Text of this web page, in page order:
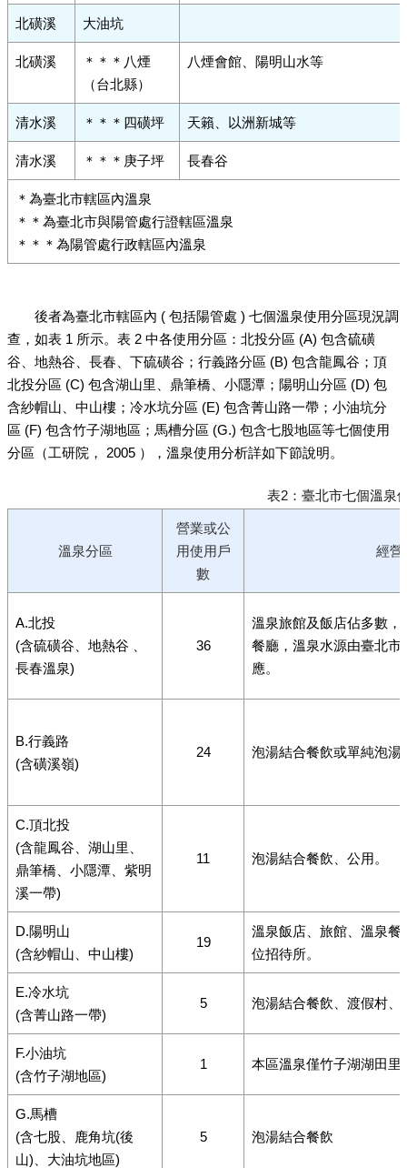
北磺溪 大油坑
北磺溪
＊＊＊八煙
（台北縣）
八煙會館、陽明山水等
清水溪 ＊＊＊四磺坪 天籟、以洲新城等
清水溪 ＊＊＊庚子坪 長春谷
＊為臺北市轄區內溫泉
＊＊為臺北市與陽管處行證轄區溫泉
＊＊＊為陽管處行政轄區內溫泉
後者為臺北市轄區內 ( 包括陽管處 ) 七個溫泉使用分區現況調
查，如表 1 所示。表 2 中各使用分區：北投分區 (A) 包含硫磺
谷、地熱谷、長春、下硫磺谷；行義路分區 (B) 包含龍鳳谷；頂
北投分區 (C) 包含湖山里、鼎筆橋、小隱潭；陽明山分區 (D) 包
含紗帽山、中山樓；冷水坑分區 (E) 包含菁山路一帶；小油坑分
區 (F) 包含竹子湖地區；馬槽分區 (G.) 包含七股地區等七個使用
分區（工研院， 2005 ），溫泉使用分析詳如下節說明。
表2：臺北市七個溫泉
溫泉分區
營業或公
用使用戶
數
經營
A.北投
(含硫磺谷、地熱谷 、
長春溫泉)
36
溫泉旅館及飯店佔多數
餐廳，溫泉水源由臺北
應。
B.行義路
(含磺溪嶺)
24 泡湯結合餐飲或單純泡湯
C.頂北投
(含龍鳳谷、湖山里、
鼎筆橋、小隱潭、紫明
溪一帶)
11 泡湯結合餐飲、公用。
D.陽明山
(含紗帽山、中山樓)
19
溫泉飯店、旅館、溫泉
位招待所。
E.冷水坑
(含菁山路一帶)
5 泡湯結合餐飲、渡假村、
F.小油坑
(含竹子湖地區)
1 本區溫泉僅竹子湖湖田里
G.馬槽
(含七股、鹿角坑(後
山)、大油坑地區)
5 泡湯結合餐飲